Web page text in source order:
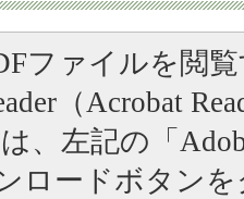
ファイルを閲
（Acrobat
、左記の「
ロードボタン